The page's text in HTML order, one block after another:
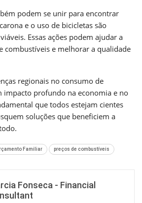
podem se unir para encontrar
e o uso de bicicletas são
Essas ações podem ajudar a
combustíveis e melhorar a qualidade
regionais no consumo de
impacto profundo na economia e no
que todos estejam cientes
soluções que beneficiem a
Familiar preços de combustíveis
Fonseca - Financial